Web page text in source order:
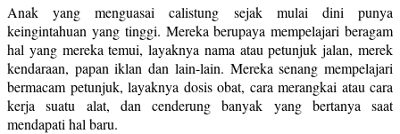
Anak yang menguasai calistung sejak mulai dini punya
keingintahuan yang tinggi. Mereka berupaya mempelajari beragam
hal yang mereka temui, layaknya nama atau petunjuk jalan, merek
kendaraan, papan iklan dan lain-lain. Mereka senang mempelajari
bermacam petunjuk, layaknya dosis obat, cara merangkai atau cara
kerja suatu alat, dan cenderung banyak yang bertanya saat
mendapati hal baru.